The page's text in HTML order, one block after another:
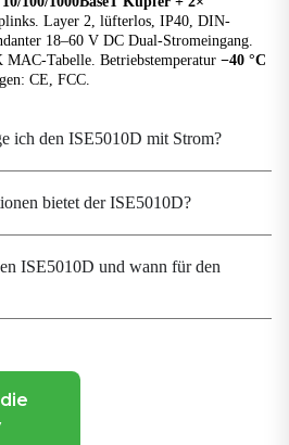
dual inputs
Verpolungsschutz
Eigenschaften
4; IEC(EN)61000-4-3, Class
Class 4; IEC(EN)61000-4-5,
4-6, Class 3; IEC(EN)61000-4-
Layer 2, lüfterlos, IP40, DIN-
18–60 V DC Dual-Stromeingang.
MAC-Tabelle. Betriebstemperatur −40 °C
CE, FCC.
ich den ISE5010D mit Strom?
bietet der ISE5010D?
ISE5010D und wann für den